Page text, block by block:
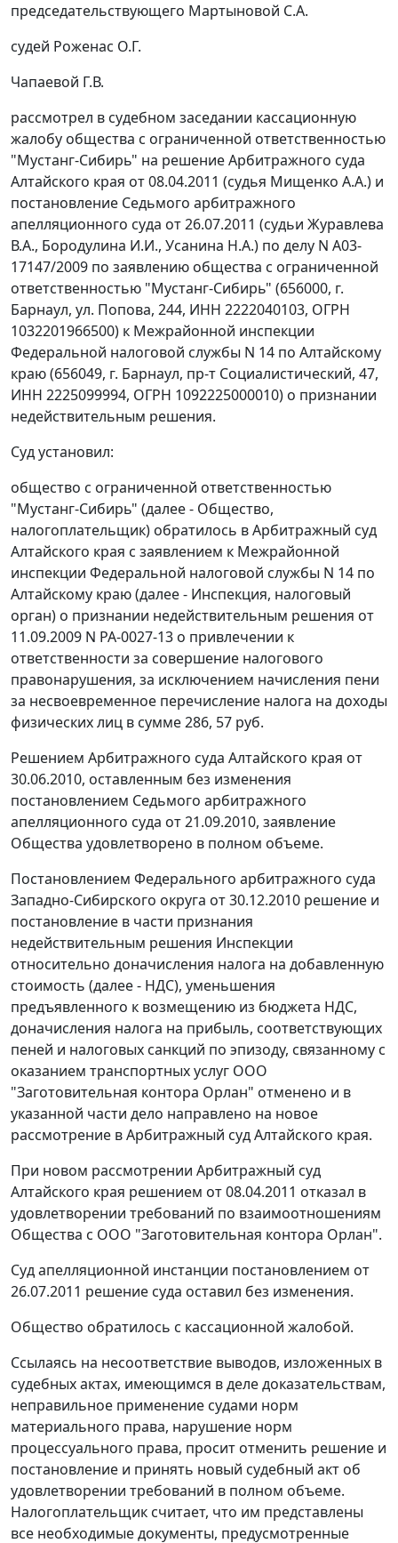
председательствующего Мартыновой С.А.
судей Роженас О.Г.
Чапаевой Г.В.
рассмотрел в судебном заседании кассационную
жалобу общества с ограниченной ответственностью
"Мустанг-Сибирь" на решение Арбитражного суда
Алтайского края от 08.04.2011 (судья Мищенко А.А.) и
постановление Седьмого арбитражного
апелляционного суда от 26.07.2011 (судьи Журавлева
В.А., Бородулина И.И., Усанина Н.А.) по делу N А03-
17147/2009 по заявлению общества с ограниченной
ответственностью "Мустанг-Сибирь" (656000, г.
Барнаул, ул. Попова, 244, ИНН 2222040103, ОГРН
1032201966500) к Межрайонной инспекции
Федеральной налоговой службы N 14 по Алтайскому
краю (656049, г. Барнаул, пр-т Социалистический, 47,
ИНН 2225099994, ОГРН 1092225000010) о признании
недействительным решения.
Суд установил:
общество с ограниченной ответственностью
"Мустанг-Сибирь" (далее - Общество,
налогоплательщик) обратилось в Арбитражный суд
Алтайского края с заявлением к Межрайонной
инспекции Федеральной налоговой службы N 14 по
Алтайскому краю (далее - Инспекция, налоговый
орган) о признании недействительным решения от
11.09.2009 N РА-0027-13 о привлечении к
ответственности за совершение налогового
правонарушения, за исключением начисления пени
за несвоевременное перечисление налога на доходы
физических лиц в сумме 286, 57 руб.
Решением Арбитражного суда Алтайского края от
30.06.2010, оставленным без изменения
постановлением Седьмого арбитражного
апелляционного суда от 21.09.2010, заявление
Общества удовлетворено в полном объеме.
Постановлением Федерального арбитражного суда
Западно-Сибирского округа от 30.12.2010 решение и
постановление в части признания
недействительным решения Инспекции
относительно доначисления налога на добавленную
стоимость (далее - НДС), уменьшения
предъявленного к возмещению из бюджета НДС,
доначисления налога на прибыль, соответствующих
пеней и налоговых санкций по эпизоду, связанному с
оказанием транспортных услуг ООО
"Заготовительная контора Орлан" отменено и в
указанной части дело направлено на новое
рассмотрение в Арбитражный суд Алтайского края.
При новом рассмотрении Арбитражный суд
Алтайского края решением от 08.04.2011 отказал в
удовлетворении требований по взаимоотношениям
Общества с ООО "Заготовительная контора Орлан".
Суд апелляционной инстанции постановлением от
26.07.2011 решение суда оставил без изменения.
Общество обратилось с кассационной жалобой.
Ссылаясь на несоответствие выводов, изложенных в
судебных актах, имеющимся в деле доказательствам,
неправильное применение судами норм
материального права, нарушение норм
процессуального права, просит отменить решение и
постановление и принять новый судебный акт об
удовлетворении требований в полном объеме.
Налогоплательщик считает, что им представлены
все необходимые документы, предусмотренные